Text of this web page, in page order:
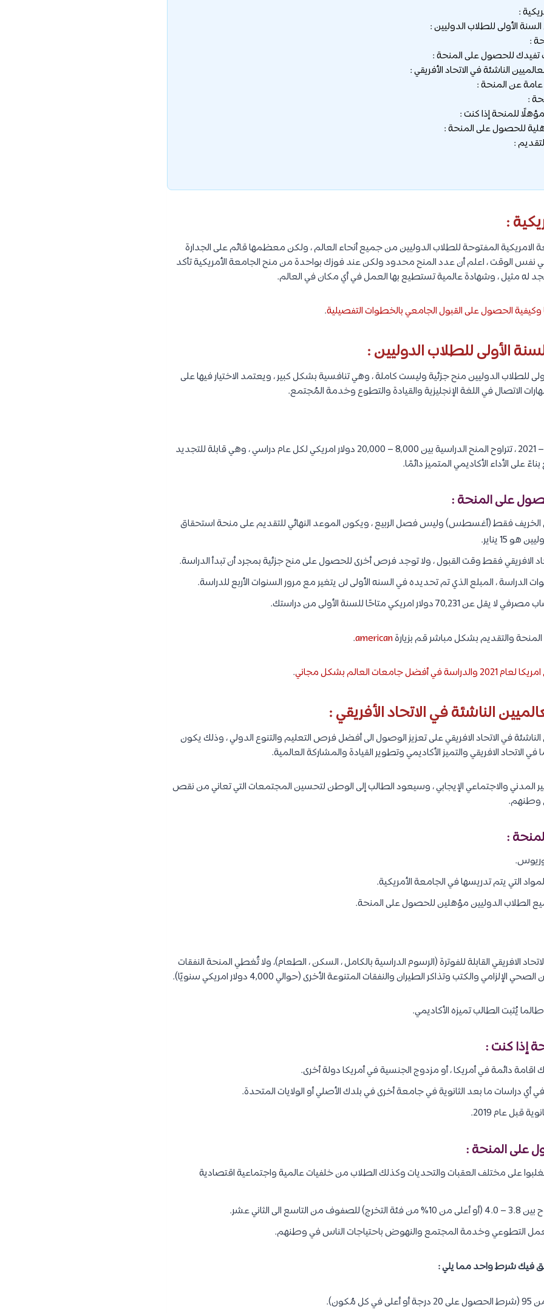
:
:
للحصول على المنحة :
عن المنحة :
:
للمنحة إذا كنت :
للحصول على المنحة :
:
:
الامريكية المفتوحة للطلاب الدوليين من جميع أنحاء العالم ، ولكن معظمها قائم على الجدارة
في نفس الوقت ، اعلم أن عدد المنح محدود ولكن عند فوزك بواحدة من منح الجامعة الأمريكية تأكد
له مثيل ، وشهادة عالمية تستطيع بها العمل في أي مكان في العالم.
وكيفية الحصول على القبول الجامعي بالخطوات التفصيلية.
للطلاب الدوليين منح جزئية وليست كاملة ، وهي تنافسية بشكل كبير ، ويعتمد الاختيار فيها على
الاتصال في اللغة الإنجليزية والقيادة والتطوع وخدمة المُجتمع.
بالنسبة للعام الدراسي 2020 – 2021 ، تتراوح المنح الدراسية بين 8,000 – 20,000 دولار امريكي لكل عام دراسي ، وهي قابلة للتجديد
على الأداء الأكاديمي المتميز دائمًا.
على المنحة :
فقط (أغسطس) وليس فصل الربيع ، ويكون الموعد النهائي للتقديم على منحة استحقاق
15 يناير.
الافريقي فقط وقت القبول ، ولا توجد فرص أخرى للحصول على منح جزئية بمجرد أن تبدأ الدراسة.
الدراسة ، المبلع الذي تم تحديده في السنه الأولى لن يتغير مع مرور السنوات الأربع للدراسة.
امريكي متاحًا للسنة الأولى من دراستك.
والتقديم بشكل مباشر قم بزيارةamerican
.
جامعات العالم بشكل مجاني .
في الاتحاد الافريقي على تعزيز الوصول الى أفضل فرص التعليم والتنوع الدولي ، وذلك يكون
الافريقي والتميز الأكاديمي وتطوير القيادة والمشاركة العالمية.
المدني والاجتماعي الإيجابي ، وسيعود الطالب إلى الوطن لتحسين المجتمعات التي تعاني من نقص
وطنهم.
:
التي يتم تدريسها في الجامعة الأمريكية.
الطلاب الدوليين مؤهلين للحصول على المنحة.
الافريقي القابلة للفوترة (الرسوم الدراسية بالكامل ، السكن ، الطعام)، ولا تُغطي المنحة النفقات
الإلزامي والكتب وتذاكر الطيران والنفقات المتنوعة الأخرى (حوالي 4,000 دولار امريكي سنويًا).
يُثبت الطالب تميزه الأكاديمي.
إذا كنت :
اقامة دائمة في أمريكا ، أو مزدوج الجنسية في أمريكا دولة أخرى.
دراسات ما بعد الثانوية في جامعة أخرى في بلدك الأصلي أو الولايات المتحدة.
قبل عام 2019.
على المنحة :
على مختلف العقبات والتحديات وكذلك الطلاب من خلفيات عالمية واجتماعية اقتصادية
التطوعي وخدمة المجتمع والنهوض باحتياجات الناس في وطنهم.
فيك شرط واحد مما يلي :